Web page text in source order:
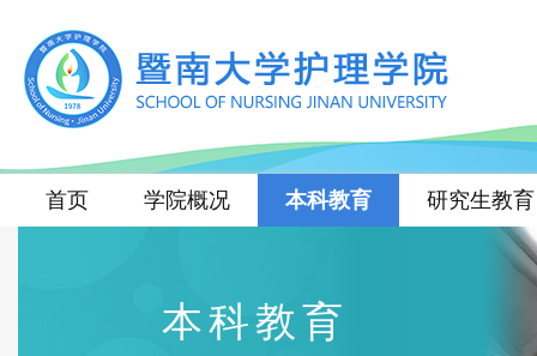
首页 学院概况 本科教育 研究生教育
本科教育